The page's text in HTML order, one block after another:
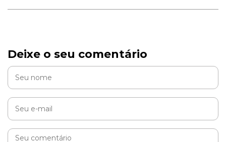
Deixe o seu comentário